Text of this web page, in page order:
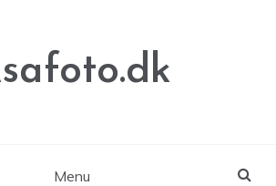
Menu